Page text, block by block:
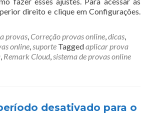
direito e clique em Configurações.
provas, Correção provas online,dicas,
online,suporte Taggedaplicar prova
, Remark Cloud,sistema de provas online
desativado para o